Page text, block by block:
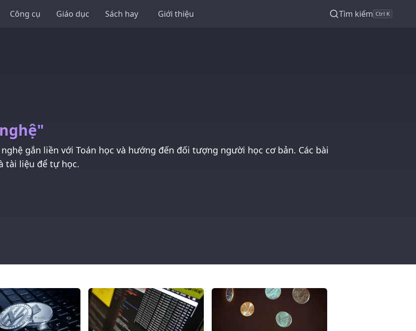
Công cụ Giáo dục Sách hay Giới thiệu Tìm kiếm Ctrl K
gắn liền với Toán học và hướng đến đối tượng người học cơ bản. Các bài
tài liệu để tự học.